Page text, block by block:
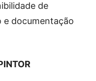
de
e documentação